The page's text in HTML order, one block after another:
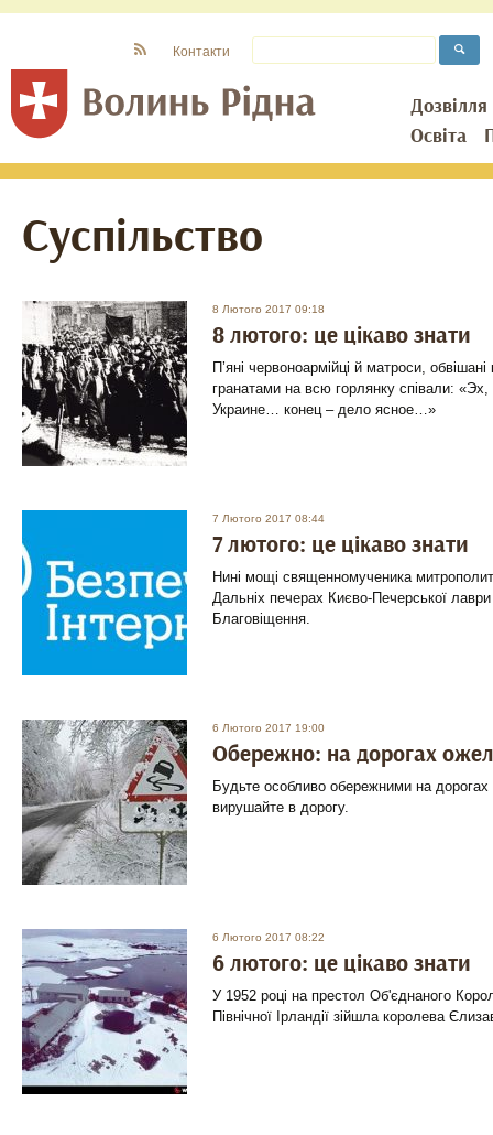
Дозвілля
Освіта
Контакти
Суспільство
8 Лютого 2017 09:18
8 лютого: це цікаво знати
П’яні червоноармійці й матроси,
гранатами на всю горлянку співали:
Украине… конец – дело ясное…»
7 Лютого 2017 08:44
7 лютого: це цікаво знати
Нині мощі священномученика
Дальніх печерах Києво-Печерської
Благовіщення.
6 Лютого 2017 19:00
Обережно: на дорогах
Будьте особливо обережними на дорогах
вирушайте в дорогу.
6 Лютого 2017 08:22
6 лютого: це цікаво знати
У 1952 році на престол Об'єднаного
Північної Ірландії зійшла королева